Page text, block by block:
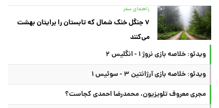
راهنمای سفر
۷ جنگل خنک شمال که تابستان را برایتان بهشت
می‌کنند
ویدئو: خلاصه بازی نروژ ۱ - انگلیس ۲
ویدئو: خلاصه بازی آرژانتین ۳ - سوئیس ۱
مجری معروف تلویزیون، محمدرضا احمدی کجاست؟